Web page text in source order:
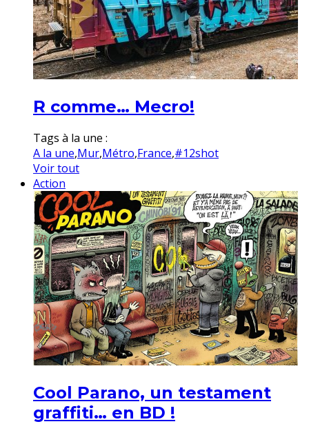
R comme… Mecro!
Tags à la une :
A la une,Mur,Métro,France,#12shot
Voir tout
Action
Cool Parano, un testament
graffiti… en BD !